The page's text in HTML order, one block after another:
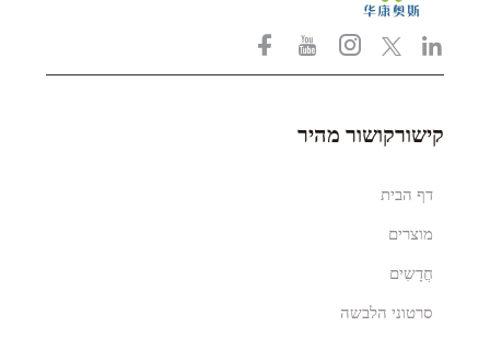
קישורקושור מהיר
דף הבית
מוצרים
חֲדָשִים
סרטוני הלבשה